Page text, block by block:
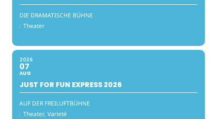
DIE DRAMATISCHE BÜHNE
: Theater
2026
07
AUG
JUST FOR FUN EXPRESS 2026
AUF DER FREILUFTBÜHNE
: Theater, Varieté